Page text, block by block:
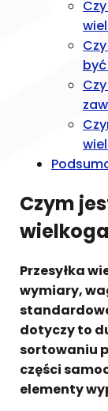
Czym
Przesyłka
wymiary,
dotyczy to
sortowaniu
części
elementy